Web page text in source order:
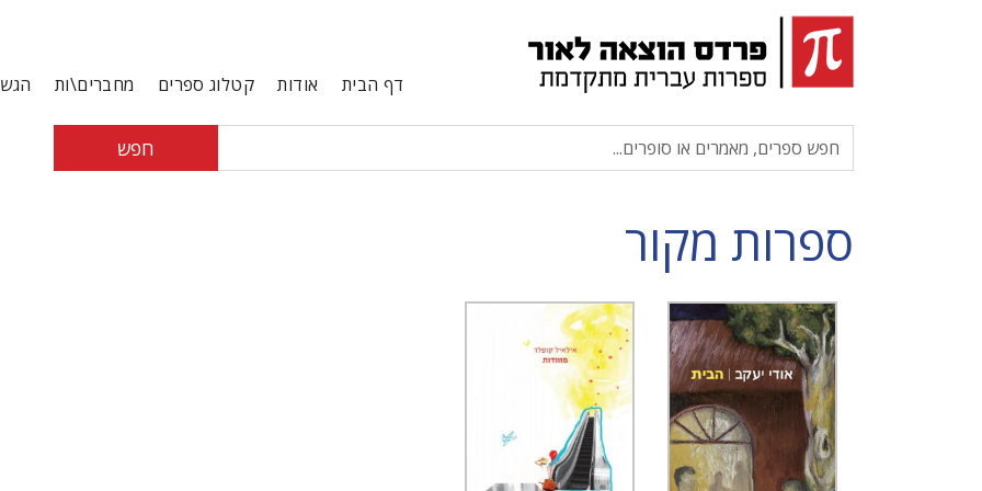
דף הבית אודות קטלוג ספרים מחברים\ות
חפש
ספרות מקור